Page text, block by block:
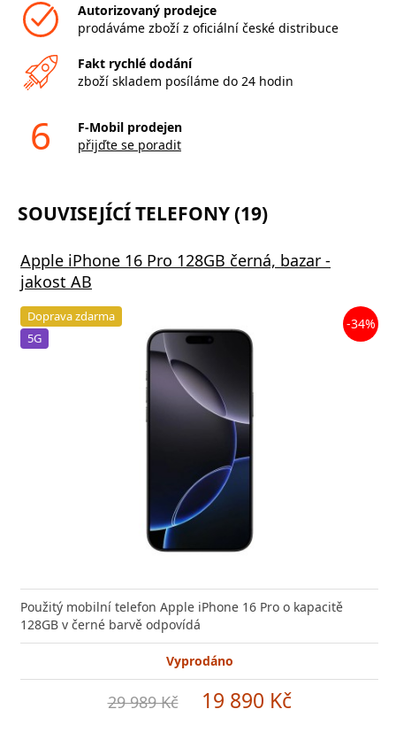
Autorizovaný prodejce
prodáváme zboží z oficiální české distribuce
Fakt rychlé dodání
zboží skladem posíláme do 24 hodin
6
F-Mobil prodejen
přijďte se poradit
SOUVISEJÍCÍ TELEFONY (19)
Apple iPhone 16 Pro 128GB černá, bazar -
jakost AB
Doprava zdarma
5G
-34%
Použitý mobilní telefon Apple iPhone 16 Pro o kapacitě
128GB v černé barvě odpovídá
Vyprodáno
29 989 Kč 19 890 Kč